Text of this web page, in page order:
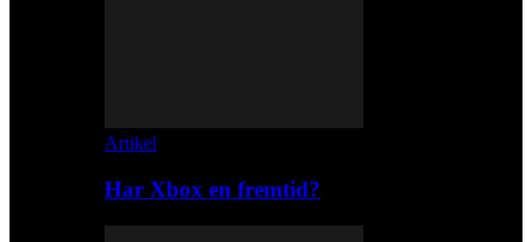
Artikel
Har Xbox en fremtid?